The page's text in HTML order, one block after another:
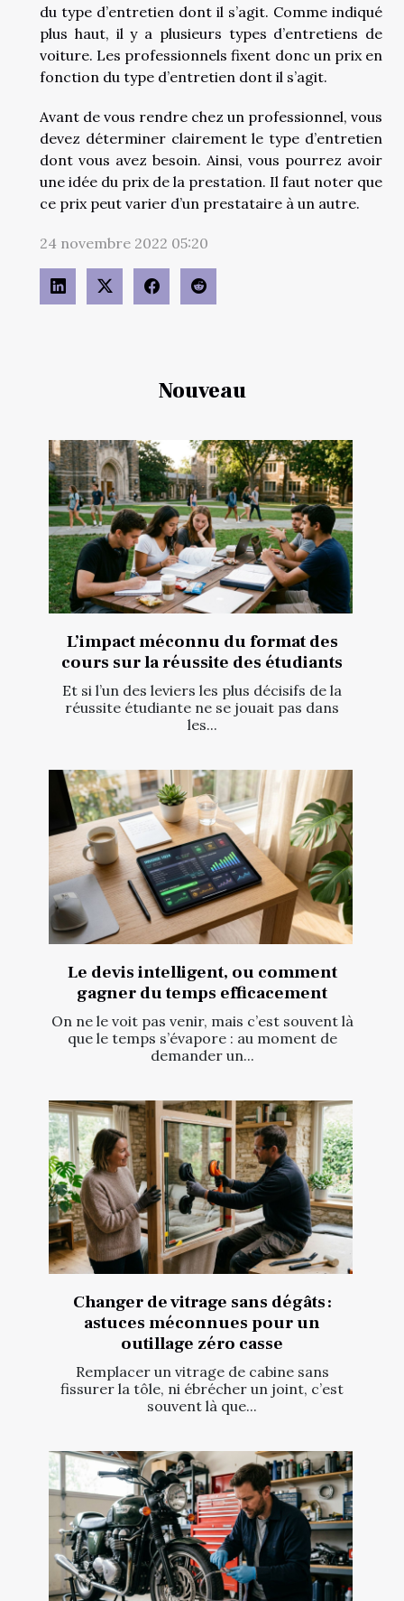
Nouveau
L’impact méconnu du format des
cours sur la réussite des étudiants
Et si l’un des leviers les plus décisifs de la
réussite étudiante ne se jouait pas dans
les...
Le devis intelligent, ou comment
gagner du temps efficacement
On ne le voit pas venir, mais c’est souvent là
que le temps s’évapore : au moment de
demander un...
Changer de vitrage sans dégâts :
astuces méconnues pour un
outillage zéro casse
Remplacer un vitrage de cabine sans
fissurer la tôle, ni ébrécher un joint, c’est
souvent là que...
du type d’entretien dont il s’agit. Comme indiqué
plus haut, il y a plusieurs types d’entretiens de
voiture. Les professionnels fixent donc un prix en
fonction du type d’entretien dont il s’agit.
Avant de vous rendre chez un professionnel, vous
devez déterminer clairement le type d’entretien
dont vous avez besoin. Ainsi, vous pourrez avoir
une idée du prix de la prestation. Il faut noter que
ce prix peut varier d’un prestataire à un autre.
24 novembre 2022 05:20